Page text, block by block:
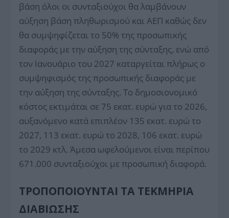
βάση όλοι οι συνταξιούχοι θα λαμβάνουν
αύξηση βάση πληθωρισμού και ΑΕΠ καθώς δεν
θα συμψηφίζεται το 50% της προσωπικής
διαφοράς με την αύξηση της σύνταξης, ενώ από
τον Ιανουάριο του 2027 καταργείται πλήρως ο
συμψηφισμός της προσωπικής διαφοράς με
την αύξηση της σύνταξης. Το δημοσιονομικό
κόστος εκτιμάται σε 75 εκατ. ευρώ για το 2026,
αυξανόμενο κατά επιπλέον 135 εκατ. ευρώ το
2027, 113 εκατ. ευρώ το 2028, 106 εκατ. ευρώ
το 2029 κτλ. Άμεσα ωφελούμενοι είναι περίπου
671.000 συνταξιούχοι με προσωπική διαφορά.
ΤΡΟΠΟΠΟΙΟΎΝΤΑΙ ΤΑ ΤΕΚΜΉΡΙΑ
ΔΙΑΒΊΩΣΗΣ